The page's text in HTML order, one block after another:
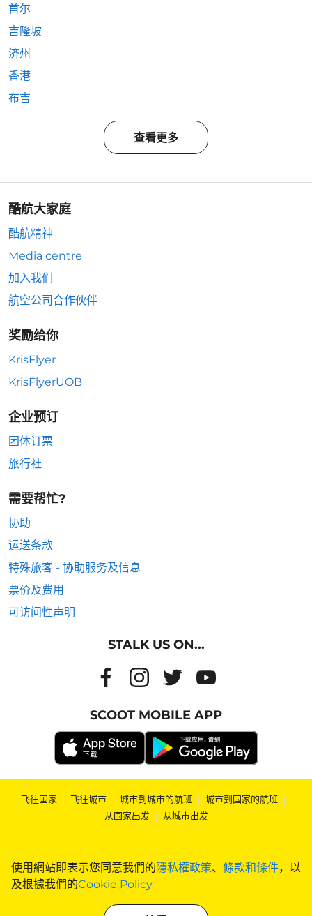
使用網站即表示您同意我們的隱私權政策、 條款和條件，以
及根據我們的Cookie Policy
首尔
吉隆坡
济州
香港
布吉
查看更多
酷航大家庭
酷航精神
Media centre
加入我们
航空公司合作伙伴
奖励给你
KrisFlyer
KrisFlyerUOB
企业预订
团体订票
旅行社
需要帮忙?
协助
运送条款
特殊旅客 - 协助服务及信息
票价及费用
可访问性声明
STALK US ON...
SCOOT MOBILE APP
飞往国家 | 飞往城市 | 城市到城市的航班 | 城市到国家的航班 |
从国家出发 | 从城市出发